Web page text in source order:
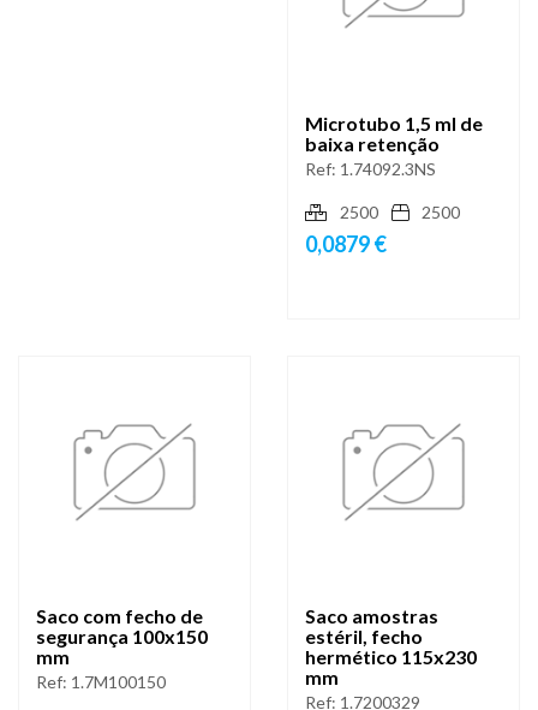
Microtubo 1,5 ml de
baixa retenção
Ref: 1.74092.3NS
2500 2500
0,0879 €
Saco com fecho de
segurança 100x150
mm
Ref: 1.7M100150
Saco amostras
estéril, fecho
hermético 115x230
mm
Ref: 1.7200329